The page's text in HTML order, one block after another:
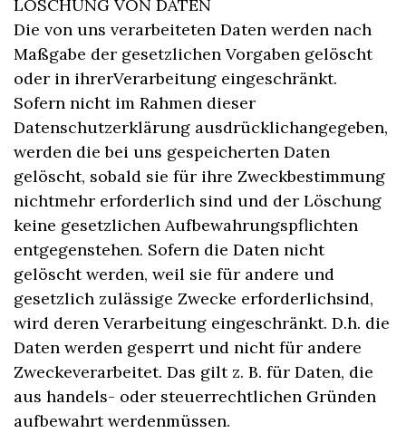
LÖSCHUNG VON DATEN
Die von uns verarbeiteten Daten werden nach
Maßgabe der gesetzlichen Vorgaben gelöscht
oder in ihrerVerarbeitung eingeschränkt.
Sofern nicht im Rahmen dieser
Datenschutzerklärung ausdrücklichangegeben,
werden die bei uns gespeicherten Daten
gelöscht, sobald sie für ihre Zweckbestimmung
nichtmehr erforderlich sind und der Löschung
keine gesetzlichen Aufbewahrungspflichten
entgegenstehen. Sofern die Daten nicht
gelöscht werden, weil sie für andere und
gesetzlich zulässige Zwecke erforderlichsind,
wird deren Verarbeitung eingeschränkt. D.h. die
Daten werden gesperrt und nicht für andere
Zweckeverarbeitet. Das gilt z. B. für Daten, die
aus handels- oder steuerrechtlichen Gründen
aufbewahrt werdenmüssen.